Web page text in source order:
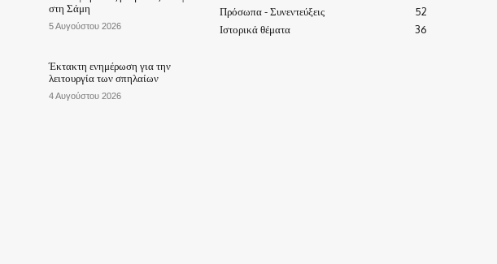
στη Σάμη
5 Αυγούστου 2026
Έκτακτη ενημέρωση για την
λειτουργία των σπηλαίων
4 Αυγούστου 2026
Πρόσωπα - Συνεντεύξεις
52
Ιστορικά θέματα
36